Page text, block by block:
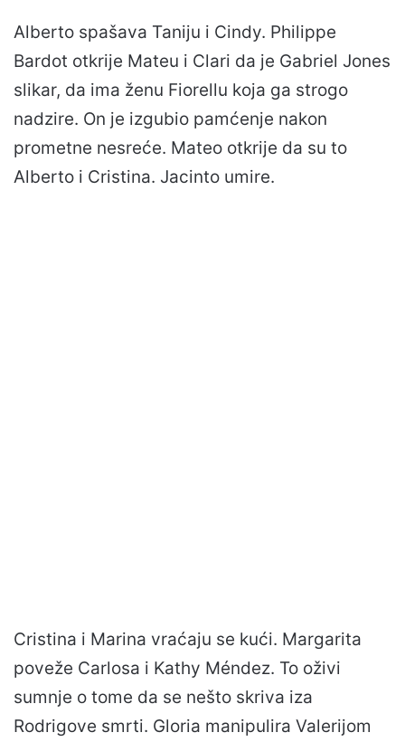
Alberto spašava Taniju i Cindy. Philippe
Bardot otkrije Mateu i Clari da je Gabriel Jones
slikar, da ima ženu Fiorellu koja ga strogo
nadzire. On je izgubio pamćenje nakon
prometne nesreće. Mateo otkrije da su to
Alberto i Cristina. Jacinto umire.
Cristina i Marina vraćaju se kući. Margarita
poveže Carlosa i Kathy Méndez. To oživi
sumnje o tome da se nešto skriva iza
Rodrigove smrti. Gloria manipulira Valerijom